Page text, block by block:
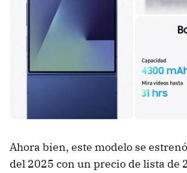
Ahora bien, este modelo se
del 2025 con un precio de lista de